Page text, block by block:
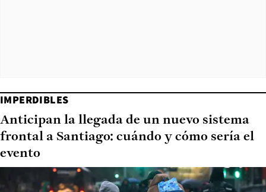
IMPERDIBLES
Anticipan la llegada de un nuevo sistema
frontal a Santiago: cuándo y cómo sería el
evento